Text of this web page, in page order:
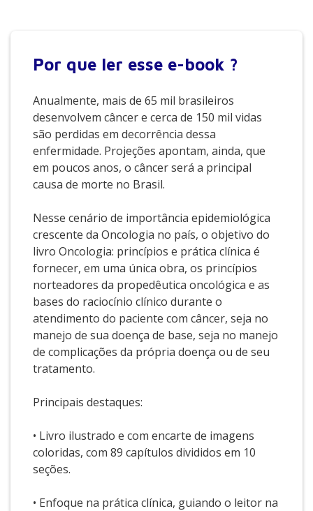
Por que ler esse e-book ?
Anualmente, mais de 65 mil brasileiros
desenvolvem câncer e cerca de 150 mil vidas
são perdidas em decorrência dessa
enfermidade. Projeções apontam, ainda, que
em poucos anos, o câncer será a principal
causa de morte no Brasil.
Nesse cenário de importância epidemiológica
crescente da Oncologia no país, o objetivo do
livro Oncologia: princípios e prática clínica é
fornecer, em uma única obra, os princípios
norteadores da propedêutica oncológica e as
bases do raciocínio clínico durante o
atendimento do paciente com câncer, seja no
manejo de sua doença de base, seja no manejo
de complicações da própria doença ou de seu
tratamento.
Principais destaques:
• Livro ilustrado e com encarte de imagens
coloridas, com 89 capítulos divididos em 10
seções.
• Enfoque na prática clínica, guiando o leitor na